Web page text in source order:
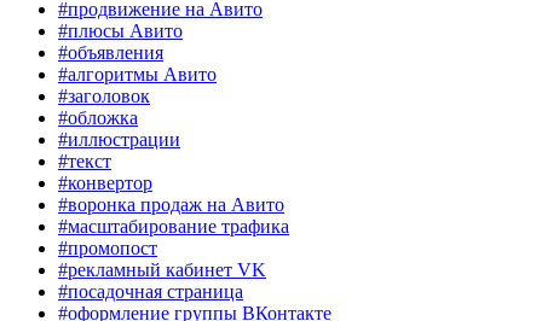
#продвижение на Авито
#плюсы Авито
#объявления
#алгоритмы Авито
#заголовок
#обложка
#иллюстрации
#текст
#конвертор
#воронка продаж на Авито
#масштабирование трафика
#промопост
#рекламный кабинет VK
#посадочная страница
#оформление группы ВКонтакте